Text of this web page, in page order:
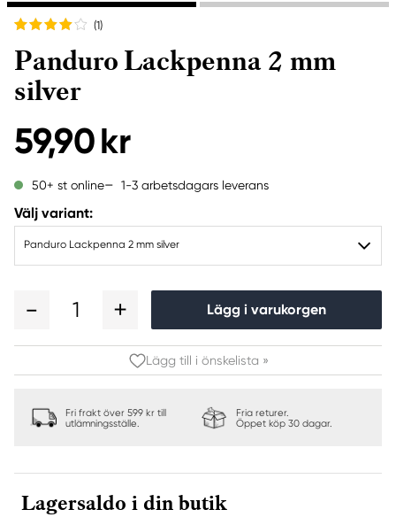
(1)
Panduro Lackpenna 2 mm
silver
59,90 kr
50+ st online 1-3 arbetsdagars leverans
Välj variant:
Panduro Lackpenna 2 mm silver
1 Lägg i varukorgen
Lägg till i önskelista »
Fri frakt över 599 kr till
utlämningsställe.
Fria returer.
Öppet köp 30 dagar.
Lagersaldo i din butik